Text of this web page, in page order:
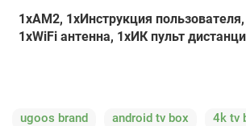
1xAM2, 1xИнструкция
1xWiFi антенна, 1xИК пульт
ugoos brand android tv box 4k tv